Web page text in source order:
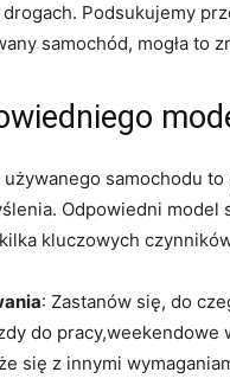
Podsukujemy
samochód, mogła to
samochodu
Odpowiedni model
kluczowych
: Zastanów się, do
do pracy,weekendowe
się z innymi